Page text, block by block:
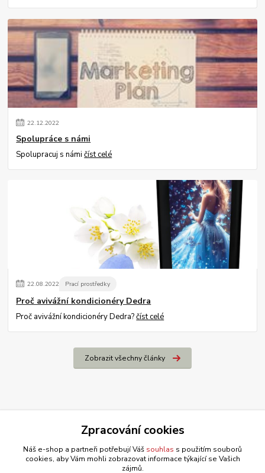
22.12.2022
Spolupráce s námi
Spolupracuj s námičíst celé
22.08.2022 Prací prostředky
Proč avivážní kondicionéry Dedra
Proč avivážní kondicionéry Dedra?číst celé
Zobrazit všechny články
Zpracování cookies
Náš e-shop a partneři potřebují Váš souhlas s použitím souborů
cookies, aby Vám mohli zobrazovat informace týkající se Vašich
zájmů.